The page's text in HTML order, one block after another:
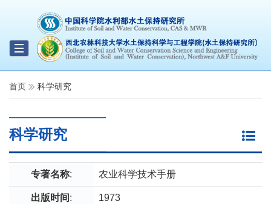
Toggle
navigation
首页 科学研究
科学研究
专著名称: 农业科学技术手册
出版时间: 1973